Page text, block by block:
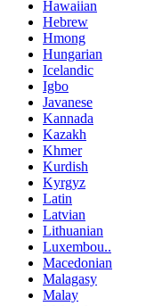
Hawaiian
Hebrew
Hmong
Hungarian
Icelandic
Igbo
Javanese
Kannada
Kazakh
Khmer
Kurdish
Kyrgyz
Latin
Latvian
Lithuanian
Luxembou..
Macedonian
Malagasy
Malay